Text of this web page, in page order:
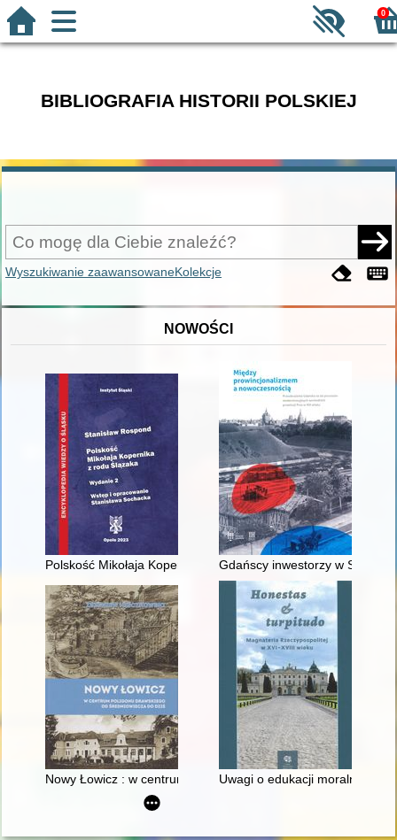
0
BIBLIOGRAFIA HISTORII POLSKIEJ
Wyszukiwanie zaawansowaneKolekcje
NOWOŚCI
Polskość Mikołaja Kopernika z rodu Ślązaka
Gdańscy inwestorzy w
Nowy Łowicz : w centrum poligonu drawskiego od
Uwagi o edukacji moralnej